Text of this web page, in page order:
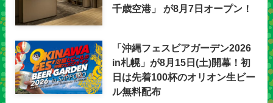
千歳空港」 が8月7日オープン！
「沖縄フェスビアガーデン2026
in札幌」が8月15日(土)開幕！初
日は先着100杯のオリオン生ビー
ル無料配布